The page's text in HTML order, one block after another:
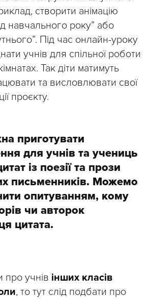
створити анімацію
навчального року” або
Під час онлайн-уроку
учнів для спільної роботи
Так діти матимуть
та висловлювати свої
проєкту.
приготувати
для учнів та учениць
із поезії та прози
письменників. Можемо
опитуванням, кому
чи авторок
цитата.
про учнів інших класів
, то тут слід подбати про